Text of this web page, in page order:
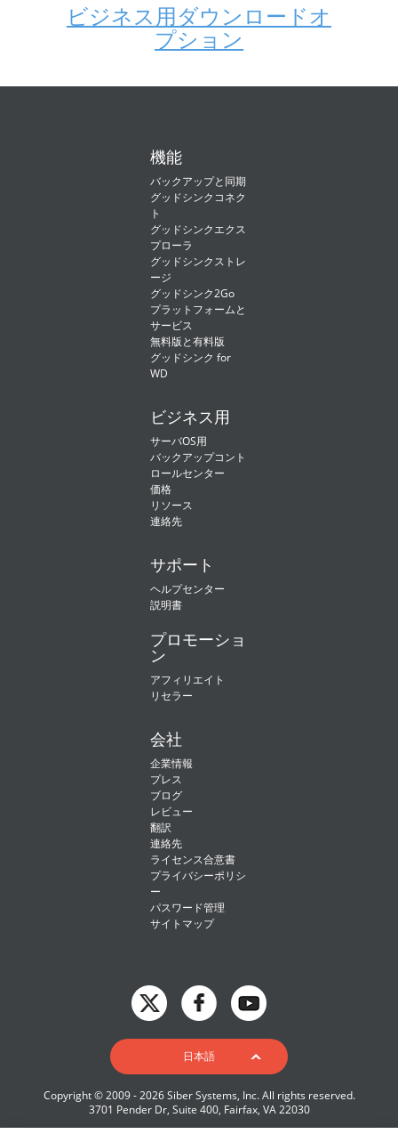
ビジネス用ダウンロードオ
プション
機能
バックアップと同期
グッドシンクコネク
ト
グッドシンクエクス
プローラ
グッドシンクストレ
ージ
グッドシンク2Go
プラットフォームと
サービス
無料版と有料版
グッドシンク for
WD
ビジネス用
サーバOS用
バックアップコント
ロールセンター
価格
リソース
連絡先
サポート
ヘルプセンター
説明書
プロモーショ
ン
アフィリエイト
リセラー
会社
企業情報
プレス
ブログ
レビュー
翻訳
連絡先
ライセンス合意書
プライバシーポリシ
ー
パスワード管理
サイトマップ
日本語
English
Deutsch
Español-419
Français
Copyright © 2009 - 2026 Siber Systems, Inc. All rights reserved.
3701 Pender Dr, Suite 400, Fairfax, VA 22030